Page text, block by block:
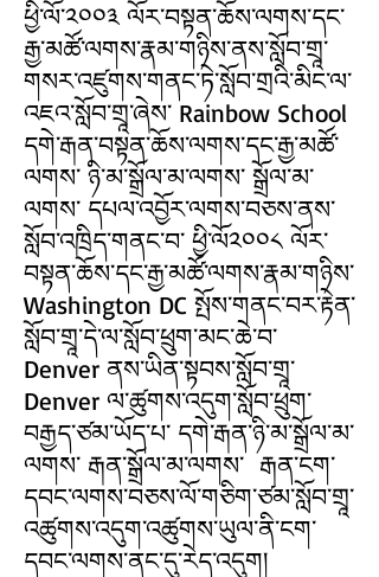
ཕྱི་ལོ་༢༠༠༣ ལོར་བསྟན་ཆོས་ལགས་དང་
རྒྱ་མཚོ་ལགས་རྣམ་གཉིས་ནས་སློབ་གྲཱ་
གསར་འཛུགས་གནང་ཏེ་སློབ་གྲའི་མིང་ལ་
འཇའ་སློབ་གྲཱ་ཞེས་ Rainbow School ​
དགེ་རྒན་བསྟན་ཆོས་ལགས་དང་རྒྱ་མཚོ་
ལགས་ ཉི་མ་སྒྲོལ་མ་ལགས་ སྒྲོལ་མ་
ལགས་ དཔལ་འབྱོར་ལགས་བཅས་ནས་
སློབ་འཁྲིད་གནང་བ་ ཕྱི་ལོ༢༠༠༨ ལོར་
བསྟན་ཆོས་དང་རྒྱ་མཚོ་ལགས་རྣམ་གཉིས་
Washington DC སྤོས་གནང་བར་རྟེན་
སློབ་གྲཱ་དེ་ལ་སློབ་ཕྲུག་མང་ཆེ་བ་
Denver ནས་ཡིན་སྟབས་སློབ་གྲཱ་
Denver ལ་ཚུགས་འདུག་སློབ་ཕྲུག་
བརྒྱད་ཙམ་ཡོད་པ་ དགེ་རྒན་ཉི་མ་སྒྲོལ་མ་
ལགས་ རྒན་སྒྲོལ་མ་ལགས་ རྒན་ངག་
དབང་ལགས་བཅས་ལོ་གཅིག་ཙམ་སློབ་གྲཱ་
འཚུགས་འདུག་འཚུགས་ཡུལ་ནི་ངག་
དབང་ལགས་ནང་དུ་རེད་འདུག།